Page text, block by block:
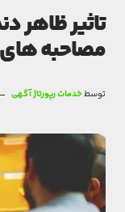
تاثیر ظاهر
مصاحبه
توسطخدمات رپورتاژ آگهی